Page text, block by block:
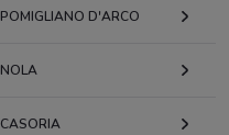
POMIGLIANO D'ARCO
NOLA
CASORIA